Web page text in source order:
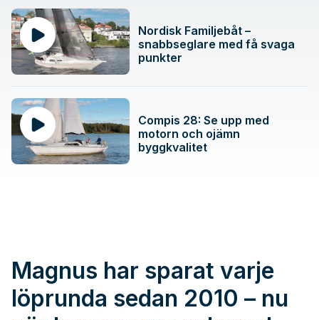
Nordisk Familjebåt –
snabbseglare med få svaga
punkter
Compis 28: Se upp med
motorn och ojämn
byggkvalitet
Magnus har sparat varje
löprunda sedan 2010 – nu